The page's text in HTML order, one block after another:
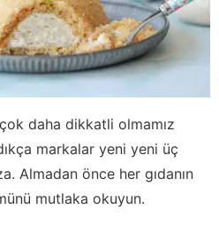
daha dikkatli olmamız
markalar yeni yeni üç
Almadan önce her gıdanın
mutlaka okuyun.